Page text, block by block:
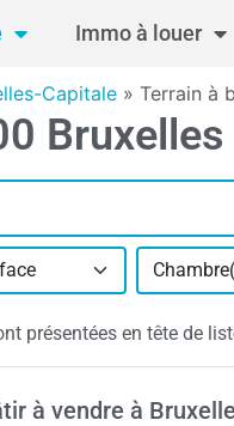
Immo à louer
Capitale » Terrain à
Bruxelles
présentées en tête de
à vendre à